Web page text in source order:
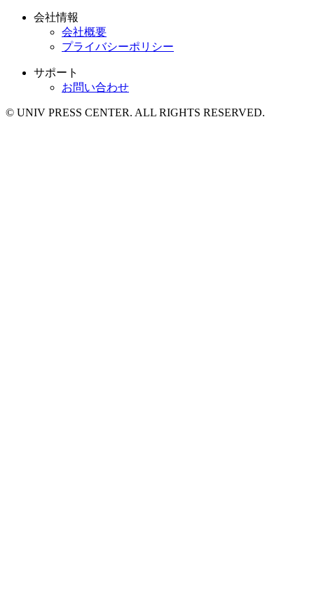
会社情報
会社概要
プライバシーポリシー
サポート
お問い合わせ
© UNIV PRESS CENTER. ALL RIGHTS RESERVED.